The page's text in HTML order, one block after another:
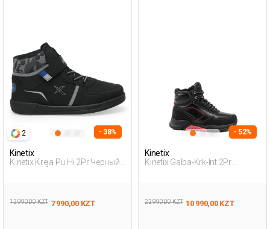
2 - 38%
Kinetix
Kinetix Kreja Pu Hi 2Pr Черный
12 990,00 KZT 7 990,00 KZT
- 52%
Kinetix
Kinetix Galba-Krk-Int 2Pr
22 990,00 KZT 10 990,00 KZT